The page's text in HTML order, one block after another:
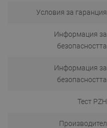
Условия за гаранция
Информация за
безопасността
Информация за
безопасността
Тест PZH
Производител